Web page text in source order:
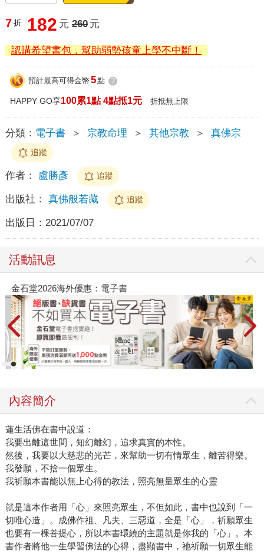
7 折 182 元 260 元
認購希望書包，幫助弱勢孩童上學不中斷！
預計最高可得金幣 5點 ?
HAPPY GO享100累1點 4點抵1元 折抵無上限
分類： 電子書 ＞ 宗教命理 ＞ 其他宗教 ＞ 真佛宗
追蹤
作者： 盧勝彥 追蹤
出版社： 真佛般若藏 追蹤
出版日： 2021/07/07
活動訊息
金石堂2026海外優惠：電子書
內容簡介
蓮生活佛在書中說道：
我要出離這世間，知幻離幻，追求真實的本性。
然後，我要以大慈悲的光芒，來幫助一切有情眾生，離苦得樂。
我發願，不捨一個眾生。
我祈願本書能以無上心得的教法，照亮無量眾生的心靈
就是這本作者用「心」來照亮眾生，不但如此，書中也說到「一
切唯心造」。成佛作祖、凡夫、三惡道，全是「心」，祈願眾生
也要有一棵菩提心，所以本書環繞的主題就是你我的「心」。本
書作者將他一生學習佛法的心得，盡顯書中，祂祈願一切眾生能